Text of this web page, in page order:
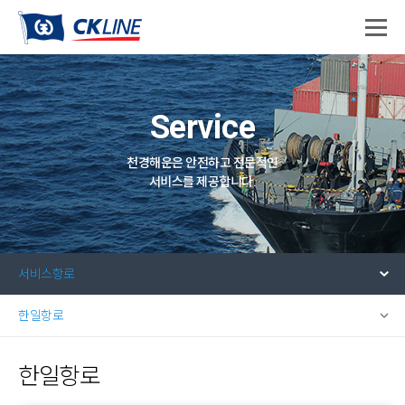
Service
천경해운은 안전하고 전문적인
서비스를 제공합니다.
서비스항로
한일항로
한일항로